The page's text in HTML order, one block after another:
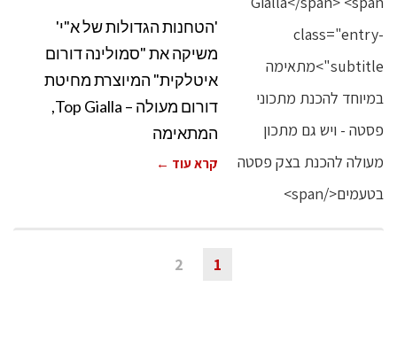
'הטחנות הגדולות של א"י'
משיקה את "סמולינה דורום
איטלקית" המיוצרת מחיטת
דורום מעולה – Top Gialla,
המתאימה
קרא עוד ←
1
2